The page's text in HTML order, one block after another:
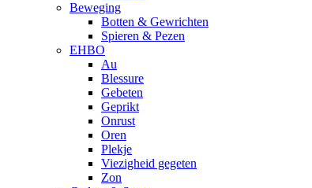
Beweging
Botten & Gewrichten
Spieren & Pezen
EHBO
Au
Blessure
Gebeten
Geprikt
Onrust
Oren
Plekje
Viezigheid gegeten
Zon